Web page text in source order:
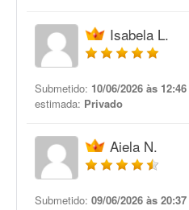
Isabela L.
Submetido: 10/06/2026 às 12:46
estimada: Privado
Aiela N.
Submetido: 09/06/2026 às 20:37